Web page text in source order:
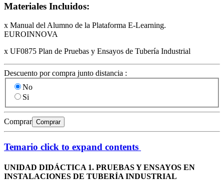
Materiales Incluidos:
x Manual del Alumno de la Plataforma E-Learning.
EUROINNOVA
x UF0875 Plan de Pruebas y Ensayos de Tubería Industrial
Descuento por compra junto distancia :
No
Si
Comprar Comprar
Temario click to expand contents
UNIDAD DIDÁCTICA 1. PRUEBAS Y ENSAYOS EN
INSTALACIONES DE TUBERÍA INDUSTRIAL